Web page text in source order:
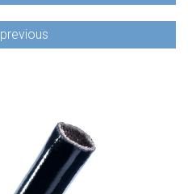
previous